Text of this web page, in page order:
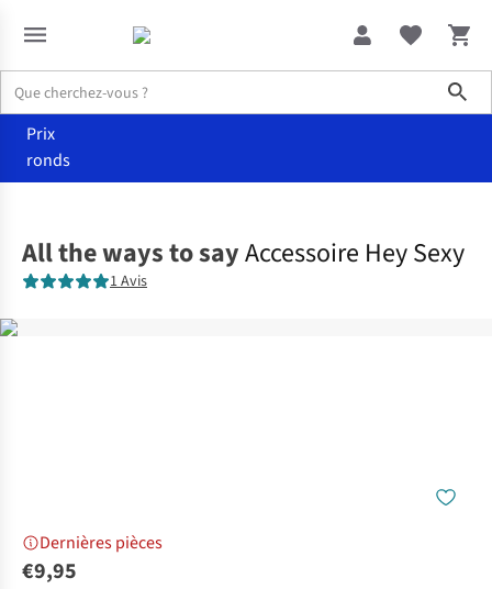
Prix
ronds
All the ways to sayAccessoire Hey Sexy
1 Avis
Dernières pièces
€9,95